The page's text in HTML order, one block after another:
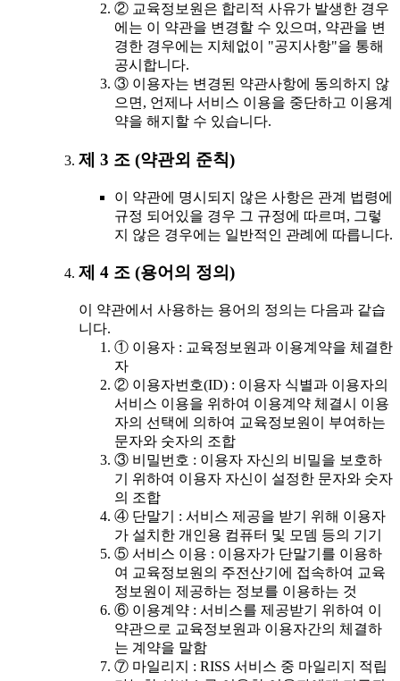
② 교육정보원은 합리적 사유가 발생한 경우
에는 이 약관을 변경할 수 있으며, 약관을 변
경한 경우에는 지체없이 "공지사항"을 통해
공시합니다.
③ 이용자는 변경된 약관사항에 동의하지 않
으면, 언제나 서비스 이용을 중단하고 이용계
약을 해지할 수 있습니다.
제 3 조 (약관외 준칙)
이 약관에 명시되지 않은 사항은 관계 법령에
규정 되어있을 경우 그 규정에 따르며, 그렇
지 않은 경우에는 일반적인 관례에 따릅니다.
제 4 조 (용어의 정의)
이 약관에서 사용하는 용어의 정의는 다음과 같습
니다.
① 이용자 : 교육정보원과 이용계약을 체결한
자
② 이용자번호(ID) : 이용자 식별과 이용자의
서비스 이용을 위하여 이용계약 체결시 이용
자의 선택에 의하여 교육정보원이 부여하는
문자와 숫자의 조합
③ 비밀번호 : 이용자 자신의 비밀을 보호하
기 위하여 이용자 자신이 설정한 문자와 숫자
의 조합
④ 단말기 : 서비스 제공을 받기 위해 이용자
가 설치한 개인용 컴퓨터 및 모뎀 등의 기기
⑤ 서비스 이용 : 이용자가 단말기를 이용하
여 교육정보원의 주전산기에 접속하여 교육
정보원이 제공하는 정보를 이용하는 것
⑥ 이용계약 : 서비스를 제공받기 위하여 이
약관으로 교육정보원과 이용자간의 체결하
는 계약을 말함
⑦ 마일리지 : RISS 서비스 중 마일리지 적립